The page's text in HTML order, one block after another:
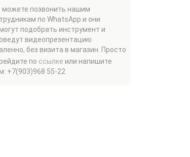
можете позвонить нашим
по WhatsApp и они
подобрать инструмент и
видеопрезентацию
без визита в магазин. Просто
по ссылке или напишите
+7(903)968 55-22